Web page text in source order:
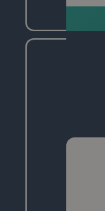
réalité
très
mais
de la
non à